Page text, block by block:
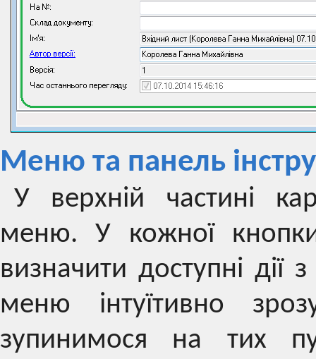
Меню та панель
У верхній частині
меню. У кожної
визначити доступні дії
меню інтуїтивно
зупинимося на тих